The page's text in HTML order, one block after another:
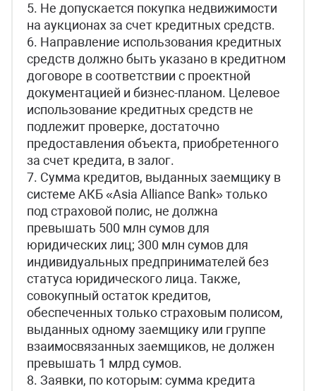
5. Не допускается покупка недвижимости
на аукционах за счет кредитных средств.
6. Направление использования кредитных
средств должно быть указано в кредитном
договоре в соответствии с проектной
документацией и бизнес-планом. Целевое
использование кредитных средств не
подлежит проверке, достаточно
предоставления объекта, приобретенного
за счет кредита, в залог.
7. Сумма кредитов, выданных заемщику в
системе АКБ «Asia Alliance Bank» только
под страховой полис, не должна
превышать 500 млн сумов для
юридических лиц; 300 млн сумов для
индивидуальных предпринимателей без
статуса юридического лица. Также,
совокупный остаток кредитов,
обеспеченных только страховым полисом,
выданных одному заемщику или группе
взаимосвязанных заемщиков, не должен
превышать 1 млрд сумов.
8. Заявки, по которым: сумма кредита